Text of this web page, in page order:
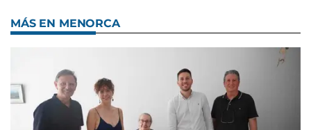
MÁS EN MENORCA